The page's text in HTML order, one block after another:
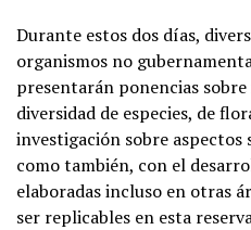
Durante estos dos días,
organismos no
presentarán ponencias
diversidad de especies, de
investigación sobre aspectos
como también, con el
elaboradas incluso en otras
ser replicables en esta